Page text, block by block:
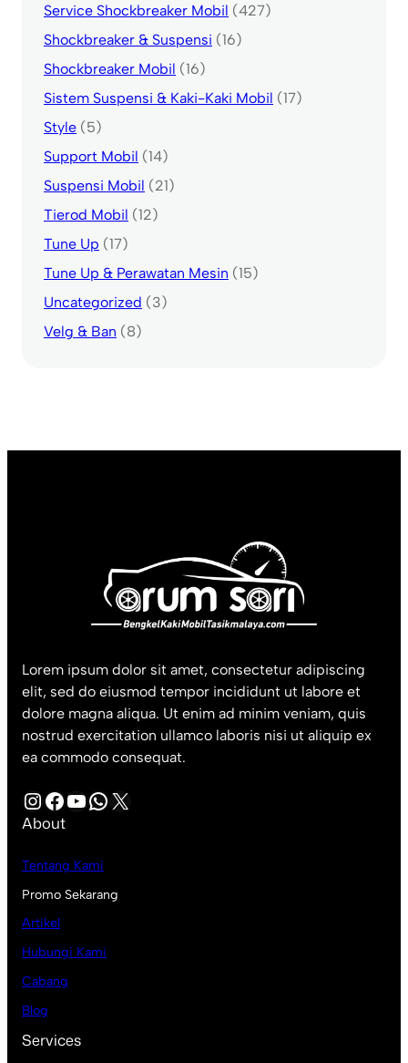
Service Shockbreaker Mobil (427)
Shockbreaker & Suspensi (16)
Shockbreaker Mobil (16)
Sistem Suspensi & Kaki-Kaki Mobil (17)
Style (5)
Support Mobil (14)
Suspensi Mobil (21)
Tierod Mobil (12)
Tune Up (17)
Tune Up & Perawatan Mesin (15)
Uncategorized (3)
Velg & Ban (8)
Lorem ipsum dolor sit amet, consectetur adipiscing
elit, sed do eiusmod tempor incididunt ut labore et
dolore magna aliqua. Ut enim ad minim veniam, quis
nostrud exercitation ullamco laboris nisi ut aliquip ex
ea commodo consequat.
InstagramFacebook YouTube WhatsApp X
About
Tentang Kami
Promo Sekarang
Artikel
Hubungi Kami
Cabang
Blog
Services